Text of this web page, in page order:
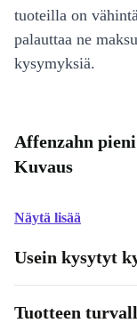
tuoteilla on
palauttaa ne
kysymyksiä.
Affenzahn
Kuvaus
Näytä lisää
Usein kysytyt
Tuotteen